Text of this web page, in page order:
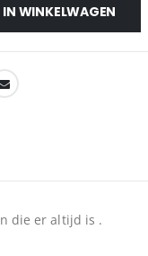
IN WINKELWAGEN
die er altijd is .